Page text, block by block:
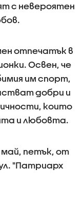
с невероятен
отпечатък в
Освен, че
им спорт,
добри и
които
и любовта.
петък, от
"Патриарх